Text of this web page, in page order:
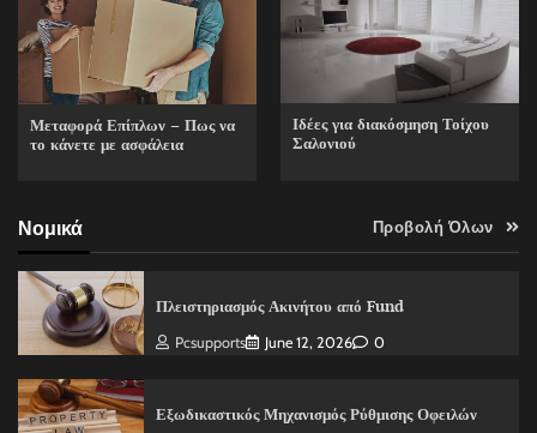
Μεταφορά Επίπλων – Πως να
το κάνετε με ασφάλεια
Ιδέες για διακόσμηση Τοίχου
Σαλονιού
Νομικά Προβολή Όλων
Πλειστηριασμός Ακινήτου από Fund
Pcsupports June 12, 2026 0
Εξωδικαστικός Μηχανισμός Ρύθμισης Οφειλών